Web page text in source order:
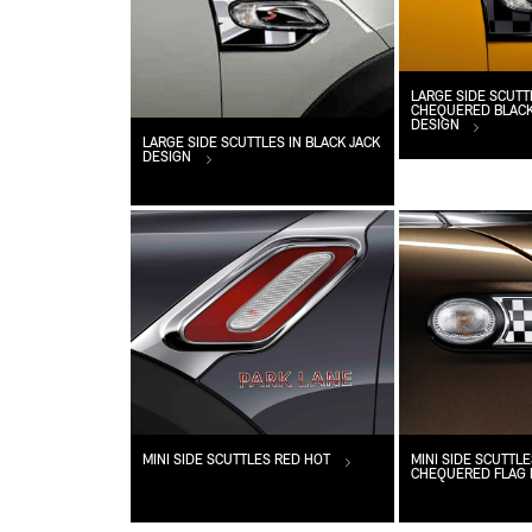
LARGE SIDE SCUTTLES IN BLACK JACK
DESIGN
LARGE SIDE
CHEQUERED
DESIGN
MINI SIDE SCUTTLES RED HOT
MINI SIDE
CHEQUERED